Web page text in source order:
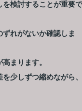
検討することが重要で
れがないか確認しま
まります。
少しずつ縮めながら、